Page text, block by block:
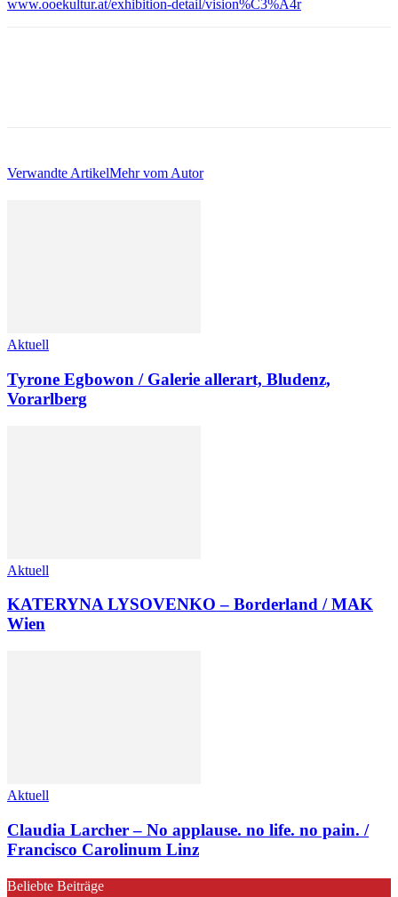
www.ooekultur.at/exhibition-detail/vision%C3%A4r
Verwandte ArtikelMehr vom Autor
Aktuell
Tyrone Egbowon / Galerie allerart, Bludenz,
Vorarlberg
Aktuell
KATERYNA LYSOVENKO – Borderland / MAK
Wien
Aktuell
Claudia Larcher – No applause. no life. no pain. /
Francisco Carolinum Linz
Beliebte Beiträge